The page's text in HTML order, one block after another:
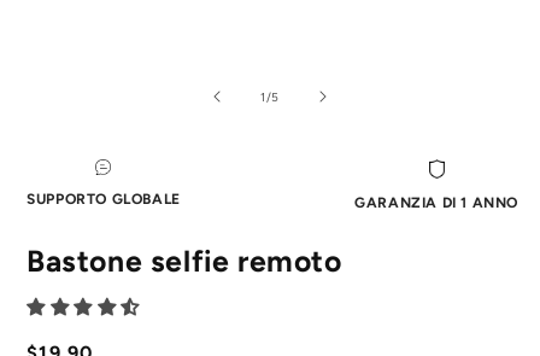
1 /di
5
SUPPORTO GLOBALE GARANZIA DI 1 ANNO
Bastone selfie remoto